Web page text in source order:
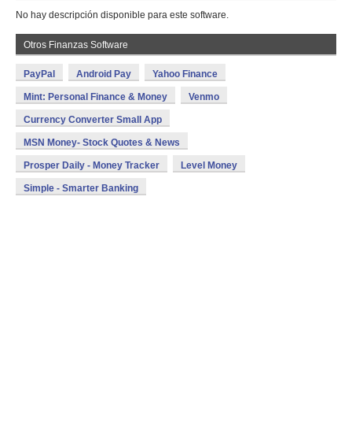
No hay descripción disponible para este software.
Otros Finanzas Software
PayPal Android Pay Yahoo Finance
Mint: Personal Finance & Money Venmo
Currency Converter Small App
MSN Money- Stock Quotes & News
Prosper Daily - Money Tracker Level Money
Simple - Smarter Banking